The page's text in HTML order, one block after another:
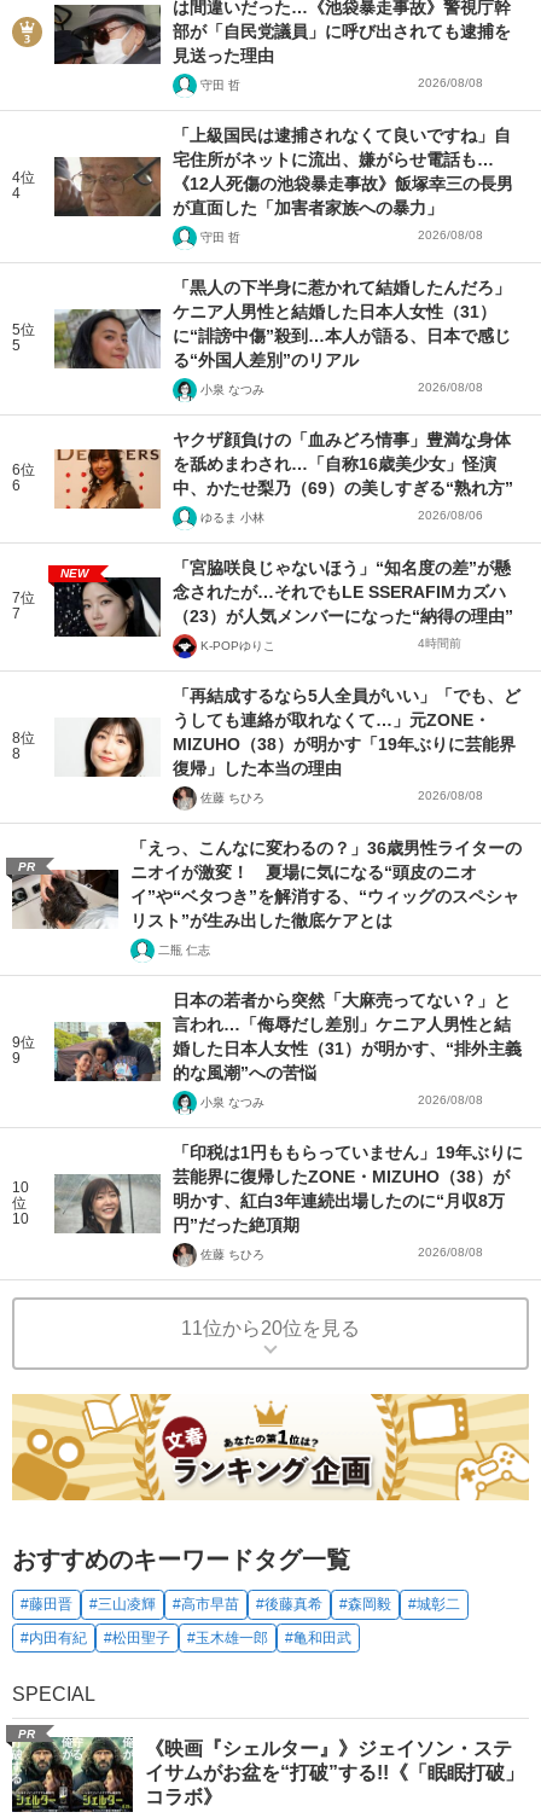
は間違いだった…《池袋暴走事故》警視庁幹
部が「自民党議員」に呼び出されても逮捕を
見送った理由
守田 哲 2026/08/08
4位
4
「上級国民は逮捕されなくて良いですね」自
宅住所がネットに流出、嫌がらせ電話も…
《12人死傷の池袋暴走事故》飯塚幸三の長男
が直面した「加害者家族への暴力」
守田 哲 2026/08/08
5位
5
「黒人の下半身に惹かれて結婚したんだろ」
ケニア人男性と結婚した日本人女性（31）
に“誹謗中傷”殺到…本人が語る、日本で感じ
る“外国人差別”のリアル
小泉 なつみ 2026/08/08
6位
6
ヤクザ顔負けの「血みどろ情事」豊満な身体
を舐めまわされ…「自称16歳美少女」怪演
中、かたせ梨乃（69）の美しすぎる“熟れ方”
ゆるま 小林 2026/08/06
7位
7
NEW
「宮脇咲良じゃないほう」“知名度の差”が懸
念されたが…それでもLE SSERAFIMカズハ
（23）が人気メンバーになった“納得の理由”
K-POPゆりこ 4時間前
8位
8
「再結成するなら5人全員がいい」「でも、ど
うしても連絡が取れなくて…」元ZONE・
MIZUHO（38）が明かす「19年ぶりに芸能界
復帰」した本当の理由
佐藤 ちひろ 2026/08/08
PR
「えっ、こんなに変わるの？」36歳男性ライターの
ニオイが激変！ 夏場に気になる“頭皮のニオ
イ”や“ベタつき”を解消する、“ウィッグのスペシャ
リスト”が生み出した徹底ケアとは
二瓶 仁志
9位
9
日本の若者から突然「大麻売ってない？」と
言われ…「侮辱だし差別」ケニア人男性と結
婚した日本人女性（31）が明かす、“排外主義
的な風潮”への苦悩
小泉 なつみ 2026/08/08
10
位
10
「印税は1円ももらっていません」19年ぶりに
芸能界に復帰したZONE・MIZUHO（38）が
明かす、紅白3年連続出場したのに“月収8万
円”だった絶頂期
佐藤 ちひろ 2026/08/08
11位から20位を見る
おすすめのキーワードタグ一覧
#藤田晋 #三山凌輝 #高市早苗 #後藤真希 #森岡毅
#城彰二
#内田有紀
#松田聖子 #玉木雄一郎 #亀和田武
SPECIAL
PR
《映画『シェルター』》ジェイソン・ステ
イサムがお盆を“打破”する!!《「眠眠打破」
コラボ》